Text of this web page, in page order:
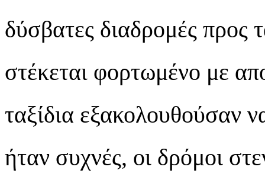
δύσβατες διαδρομές
στέκεται φορτωμένο με
ταξίδια εξακολουθούσαν
ήταν συχνές, οι δρόμοι